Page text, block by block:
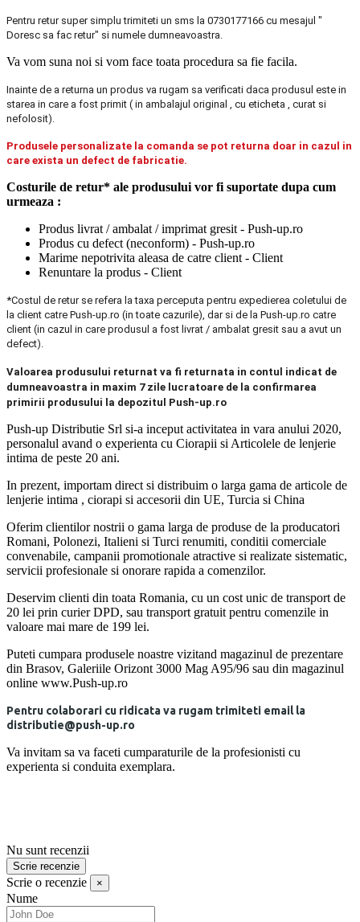
Pentru retur super simplu trimiteti un sms la 0730177166 cu mesajul "
Doresc sa fac retur" si numele dumneavoastra.
Va vom suna noi si vom face toata procedura sa fie facila.
Inainte de a returna un produs va rugam sa verificati daca produsul este in
starea in care a fost primit ( in ambalajul original , cu eticheta , curat si
nefolosit).
Produsele personalizate la comanda se pot returna doar in cazul in
care exista un defect de fabricatie.
Costurile de retur* ale produsului vor fi suportate dupa cum
urmeaza :
Produs livrat / ambalat / imprimat gresit - Push-up.ro
Produs cu defect (neconform) - Push-up.ro
Marime nepotrivita aleasa de catre client - Client
Renuntare la produs - Client
*Costul de retur se refera la taxa perceputa pentru expedierea coletului de
la client catre Push-up.ro (in toate cazurile), dar si de la Push-up.ro catre
client (in cazul in care produsul a fost livrat / ambalat gresit sau a avut un
defect).
Valoarea produsului returnat va fi returnata in contul indicat de
dumneavoastra in maxim 7 zile lucratoare de la confirmarea
primirii produsului la depozitul Push-up.ro
Push-up Distributie Srl si-a inceput activitatea in vara anului 2020,
personalul avand o experienta cu Ciorapii si Articolele de lenjerie
intima de peste 20 ani.
In prezent, importam direct si distribuim o larga gama de articole de
lenjerie intima , ciorapi si accesorii din UE, Turcia si China
Oferim clientilor nostrii o gama larga de produse de la producatori
Romani, Polonezi, Italieni si Turci renumiti, conditii comerciale
convenabile, campanii promotionale atractive si realizate sistematic,
servicii profesionale si onorare rapida a comenzilor.
Deservim clienti din toata Romania, cu un cost unic de transport de
20 lei prin curier DPD, sau transport gratuit pentru comenzile in
valoare mai mare de 199 lei.
Puteti cumpara produsele noastre vizitand magazinul de prezentare
din Brasov, Galeriile Orizont 3000 Mag A95/96 sau din magazinul
online www.Push-up.ro
Pentru colaborari cu ridicata va rugam trimiteti email la
distributie@push-up.ro
Va invitam sa va faceti cumparaturile de la profesionisti cu
experienta si conduita exemplara.
Nu sunt recenzii
Scrie recenzie
Scrie o recenzie ×
Nume